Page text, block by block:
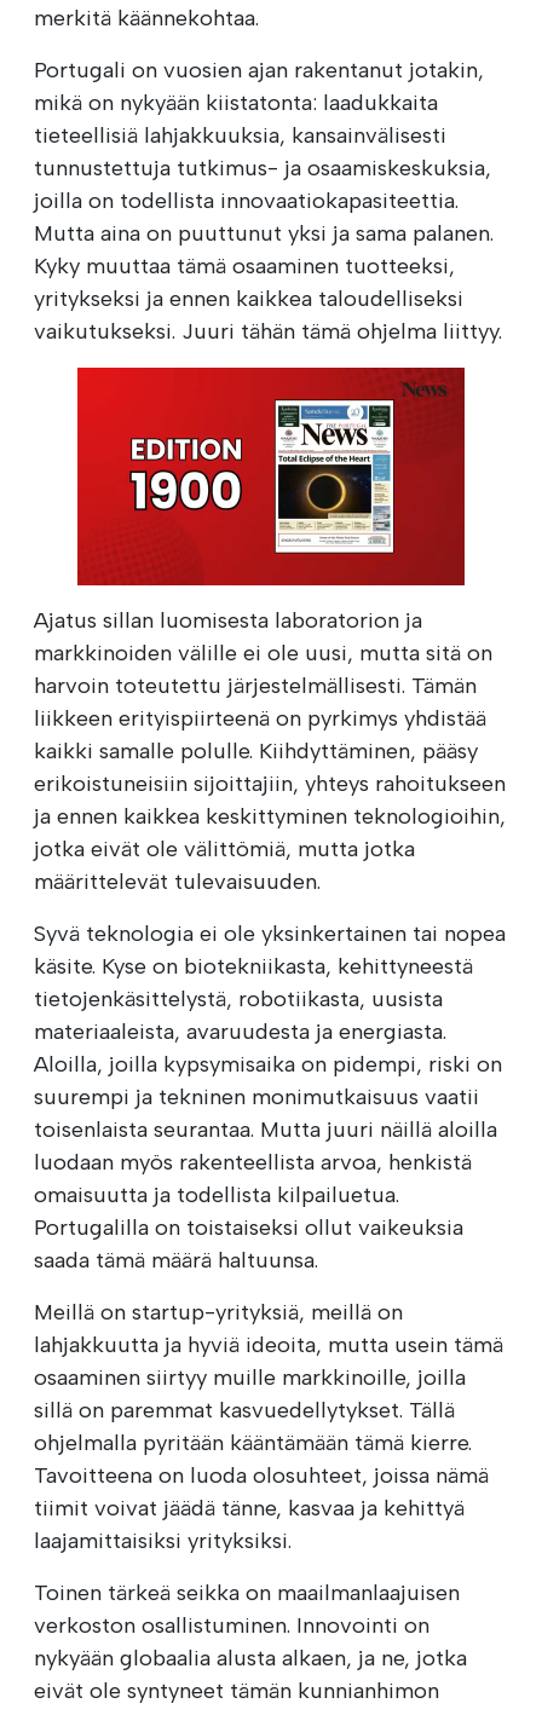
merkitä käännekohtaa.
Portugali on vuosien ajan rakentanut jotakin,
mikä on nykyään kiistatonta: laadukkaita
tieteellisiä lahjakkuuksia, kansainvälisesti
tunnustettuja tutkimus- ja osaamiskeskuksia,
joilla on todellista innovaatiokapasiteettia.
Mutta aina on puuttunut yksi ja sama palanen.
Kyky muuttaa tämä osaaminen tuotteeksi,
yritykseksi ja ennen kaikkea taloudelliseksi
vaikutukseksi. Juuri tähän tämä ohjelma liittyy.
Ajatus sillan luomisesta laboratorion ja
markkinoiden välille ei ole uusi, mutta sitä on
harvoin toteutettu järjestelmällisesti. Tämän
liikkeen erityispiirteenä on pyrkimys yhdistää
kaikki samalle polulle. Kiihdyttäminen, pääsy
erikoistuneisiin sijoittajiin, yhteys rahoitukseen
ja ennen kaikkea keskittyminen teknologioihin,
jotka eivät ole välittömiä, mutta jotka
määrittelevät tulevaisuuden.
Syvä teknologia ei ole yksinkertainen tai nopea
käsite. Kyse on biotekniikasta, kehittyneestä
tietojenkäsittelystä, robotiikasta, uusista
materiaaleista, avaruudesta ja energiasta.
Aloilla, joilla kypsymisaika on pidempi, riski on
suurempi ja tekninen monimutkaisuus vaatii
toisenlaista seurantaa. Mutta juuri näillä aloilla
luodaan myös rakenteellista arvoa, henkistä
omaisuutta ja todellista kilpailuetua.
Portugalilla on toistaiseksi ollut vaikeuksia
saada tämä määrä haltuunsa.
Meillä on startup-yrityksiä, meillä on
lahjakkuutta ja hyviä ideoita, mutta usein tämä
osaaminen siirtyy muille markkinoille, joilla
sillä on paremmat kasvuedellytykset. Tällä
ohjelmalla pyritään kääntämään tämä kierre.
Tavoitteena on luoda olosuhteet, joissa nämä
tiimit voivat jäädä tänne, kasvaa ja kehittyä
laajamittaisiksi yrityksiksi.
Toinen tärkeä seikka on maailmanlaajuisen
verkoston osallistuminen. Innovointi on
nykyään globaalia alusta alkaen, ja ne, jotka
eivät ole syntyneet tämän kunnianhimon